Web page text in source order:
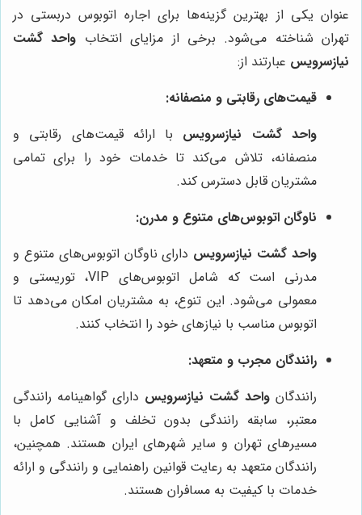
عنوان یکی از بهترین گزینه‌ها برای اجاره اتوبوس دربستی در
تهران شناخته می‌شود. برخی از مزایای انتخاب واحد گشت
نیازسرویس عبارتند از:
قیمت‌های رقابتی و منصفانه:
واحد گشت نیازسرویس با ارائه قیمت‌های رقابتی و
منصفانه، تلاش می‌کند تا خدمات خود را برای تمامی
مشتریان قابل دسترس کند.
ناوگان اتوبوس‌های متنوع و مدرن:
واحد گشت نیازسرویس دارای ناوگان اتوبوس‌های متنوع و
مدرنی است که شامل اتوبوس‌های VIP، توریستی و
معمولی می‌شود. این تنوع، به مشتریان امکان می‌دهد تا
اتوبوس مناسب با نیازهای خود را انتخاب کنند.
رانندگان مجرب و متعهد:
رانندگان واحد گشت نیازسرویس دارای گواهینامه رانندگی
معتبر، سابقه رانندگی بدون تخلف و آشنایی کامل با
مسیرهای تهران و سایر شهرهای ایران هستند. همچنین،
رانندگان متعهد به رعایت قوانین راهنمایی و رانندگی و ارائه
خدمات با کیفیت به مسافران هستند.